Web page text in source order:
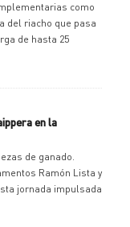
como
del riacho que pasa
de hasta 25
en la
de ganado.
Ramón Lista y
jornada impulsada